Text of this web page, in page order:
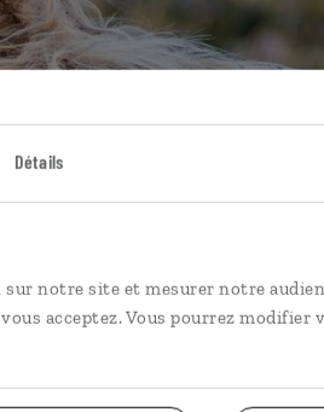
Détails
notre site et mesurer notre
acceptez. Vous pourrez modifier